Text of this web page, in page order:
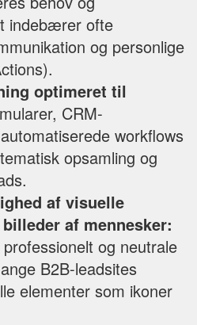
indebærer ofte
og personlige
optimeret til
CRM-
workflows
opsamling og
af visuelle
af mennesker:
og neutrale
B2B-leadsites
elementer som ikoner